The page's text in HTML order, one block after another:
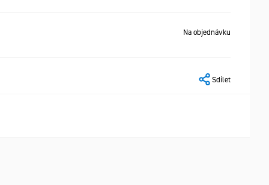
Sdílet
Na objednávku